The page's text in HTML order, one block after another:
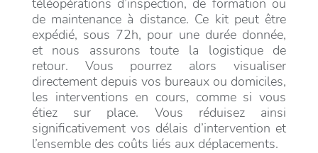
téléopérations d’inspection, de formation ou
de maintenance à distance. Ce kit peut être
expédié, sous 72h, pour une durée donnée,
et nous assurons toute la logistique de
retour. Vous pourrez alors visualiser
directement depuis vos bureaux ou domiciles,
les interventions en cours, comme si vous
étiez sur place. Vous réduisez ainsi
significativement vos délais d’intervention et
l’ensemble des coûts liés aux déplacements.